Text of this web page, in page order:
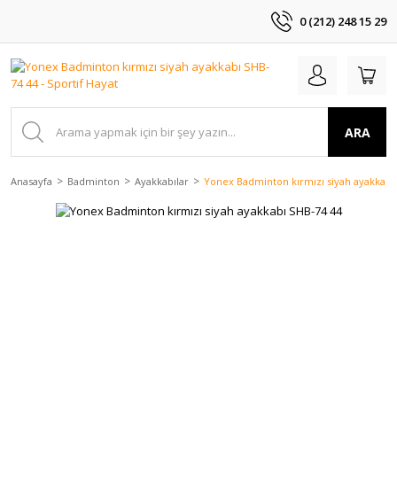
0 (212) 248 15 29
ARA
Anasayfa Badminton Ayakkabılar Yonex Badminton kırmızı siyah ayakkabı